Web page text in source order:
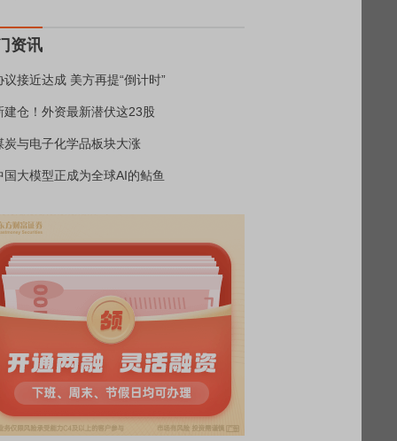
资讯
议接近达成 美方再提“倒计时”
建仓！外资最新潜伏这23股
炭与电子化学品板块大涨
国大模型正成为全球AI的鲇鱼